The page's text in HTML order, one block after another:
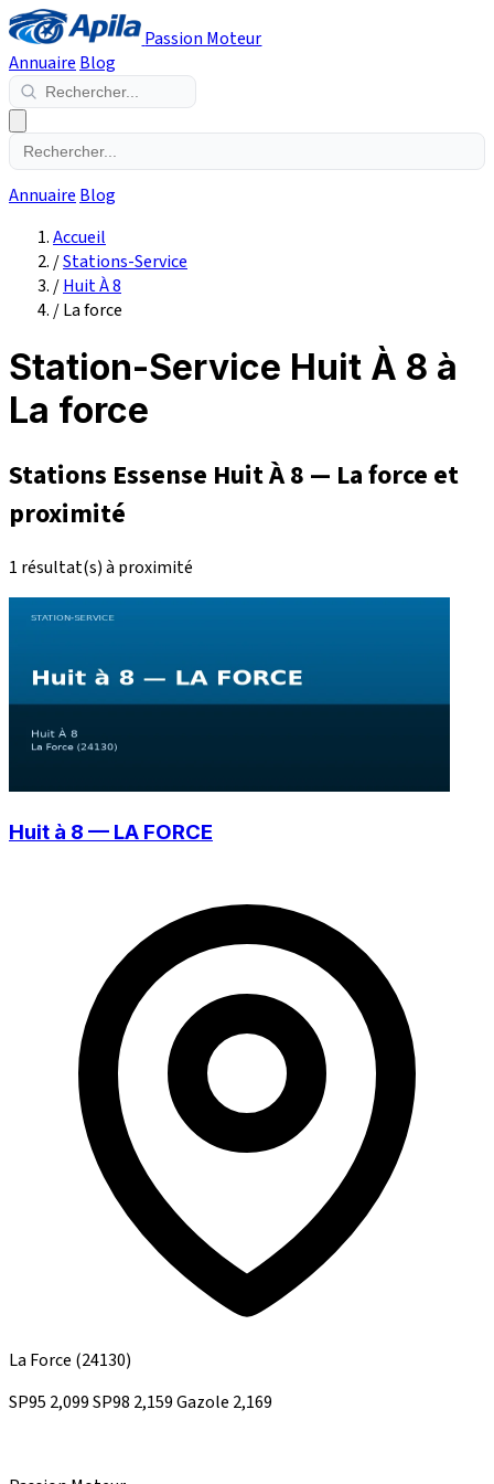
Passion Moteur
Annuaire Blog
Annuaire Blog
Accueil
/Stations-Service
/Huit À 8
/La force
Station-Service Huit À 8 à
La force
Stations Essense Huit À 8 — La force et
proximité
1 résultat(s) à proximité
Huit à 8 — LA FORCE
La Force (24130)
SP95 2,099SP98 2,159Gazole 2,169